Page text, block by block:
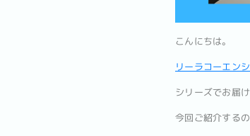
こんにちは。
リーラコーエン
シリーズでお届
今回ご紹介する